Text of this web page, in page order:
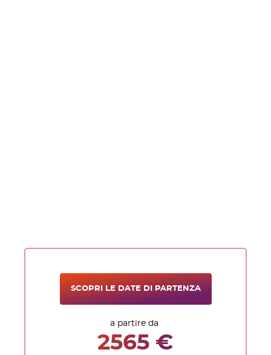
SCOPRI LE DATE DI PARTENZA
a partire da
2565 €